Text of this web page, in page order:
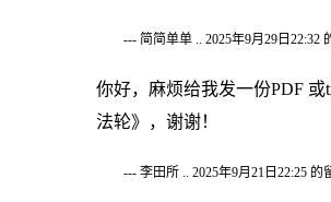
--- 简简单单 .. 2025年9月29日22:32
你好，麻烦给我发一份PDF 或
法轮》，谢谢！
--- 李田所 .. 2025年9月21日22:25 的